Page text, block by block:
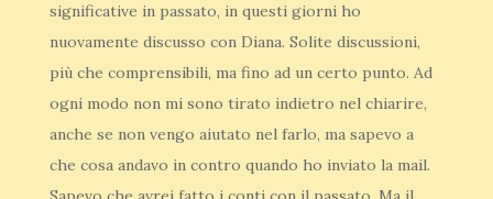
significative in passato, in questi giorni ho
nuovamente discusso con Diana. Solite discussioni,
più che comprensibili, ma fino ad un certo punto. Ad
ogni modo non mi sono tirato indietro nel chiarire,
anche se non vengo aiutato nel farlo, ma sapevo a
che cosa andavo in contro quando ho inviato la mail.